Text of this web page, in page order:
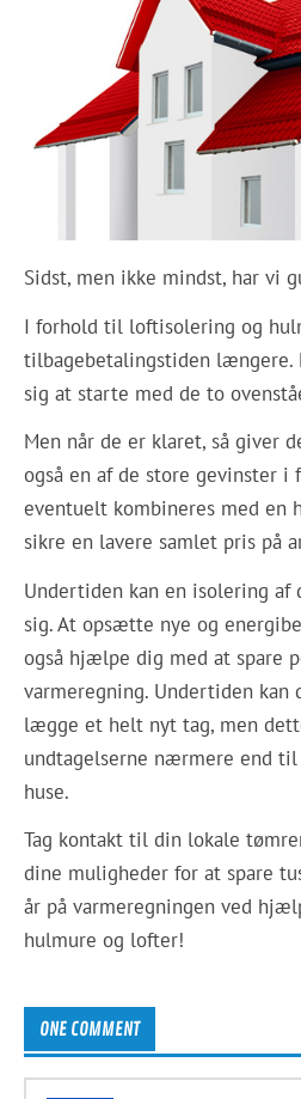
Sidst, men ikke mindst, har vi
I forhold til loftisolering og
tilbagebetalingstiden længere.
sig at starte med de to
Men når de er klaret, så giver
også en af de store gevinster i
eventuelt kombineres med en
sikre en lavere samlet pris på
Undertiden kan en isolering af
sig. At opsætte nye og
også hjælpe dig med at spare
varmeregning. Undertiden kan
lægge et helt nyt tag, men
undtagelserne nærmere end til
huse.
Tag kontakt til din lokale
dine muligheder for at spare
år på varmeregningen ved
hulmure og lofter!
ONE COMMENT